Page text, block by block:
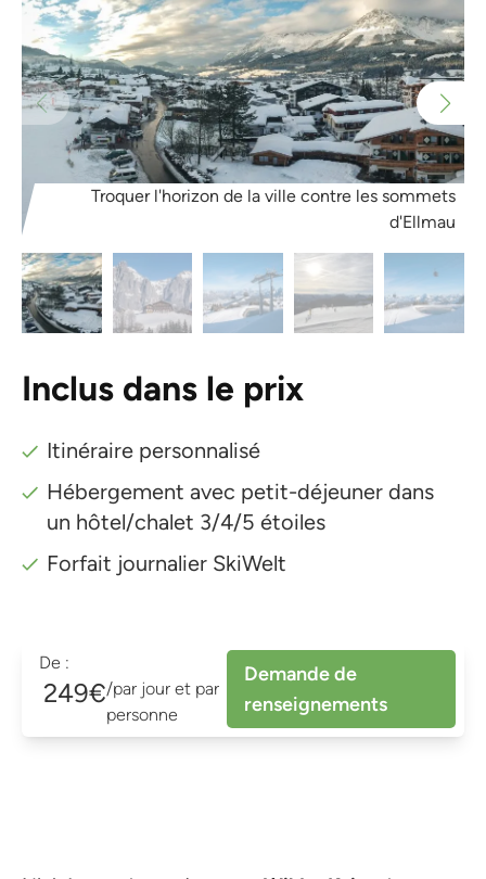
Troquer l'horizon de la ville contre les sommets
d'Ellmau
Inclus dans le prix
Itinéraire personnalisé
Hébergement avec petit-déjeuner dans
un hôtel/chalet 3/4/5 étoiles
Forfait journalier SkiWelt
De :
249€/par jour et par
personne
Demande de
renseignements